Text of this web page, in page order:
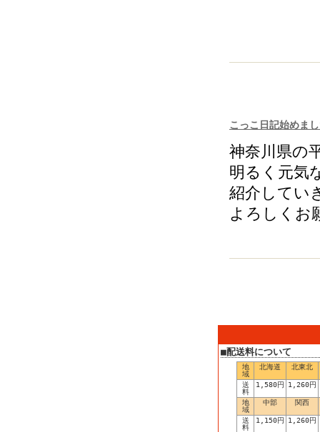
こっこ日記始めま
神奈川県の
明るく元気
紹介してい
よろしくお
■配送料について
地
域
北海道 北東北
送
料
1,580円 1,260円
地
域
中部 関西
送
料
1,150円 1,260円